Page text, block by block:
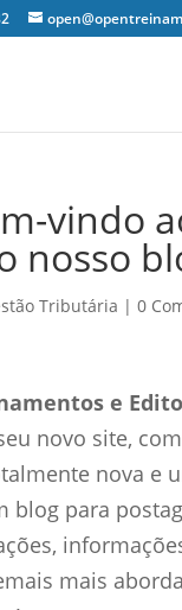
vindo
nosso
Tributária | 0
e
novo site,
nova e
blog para
mais